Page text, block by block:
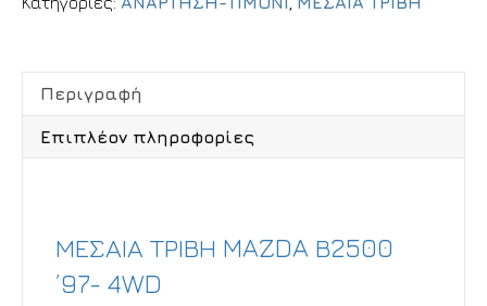
Περιγραφή
Επιπλέον πληροφορίες
ΜΕΣΑΙΑ ΤΡΙΒΗ MAZDA Β2500
’97- 4WD